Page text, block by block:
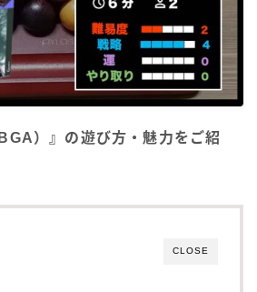
）』の遊び方・魅力をご紹
CLOSE